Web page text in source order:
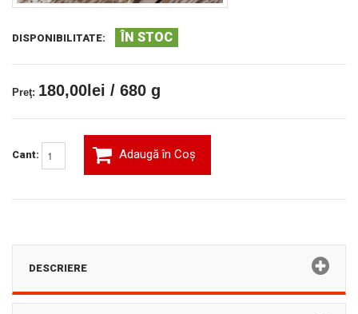
DISPONIBILITATE: ÎN STOC
Preţ: 180,00lei / 680 g
Cant: Adaugă în Coş
DESCRIERE